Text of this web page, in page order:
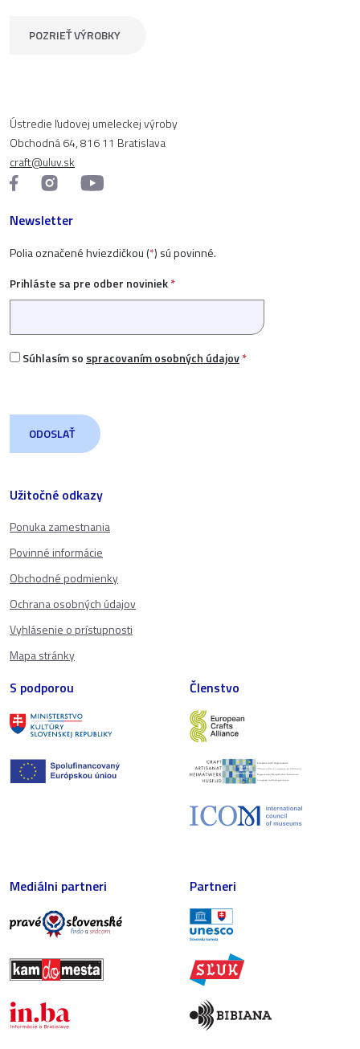
POZRIEŤ VÝROBKY
Užitočné odkazy
Ponuka zamestnania
Povinné informácie
Obchodné podmienky
Ochrana osobných údajov
Vyhlásenie o prístupnosti
Mapa stránky
Ústredie ľudovej umeleckej výroby
Obchodná 64, 816 11 Bratislava
craft@uluv.sk
Newsletter
Polia označené hviezdičkou (*) sú povinné.
Prihláste sa pre odber noviniek*
Súhlasím so spracovaním osobných údajov*
S podporou Členstvo
Mediálni partneri Partneri